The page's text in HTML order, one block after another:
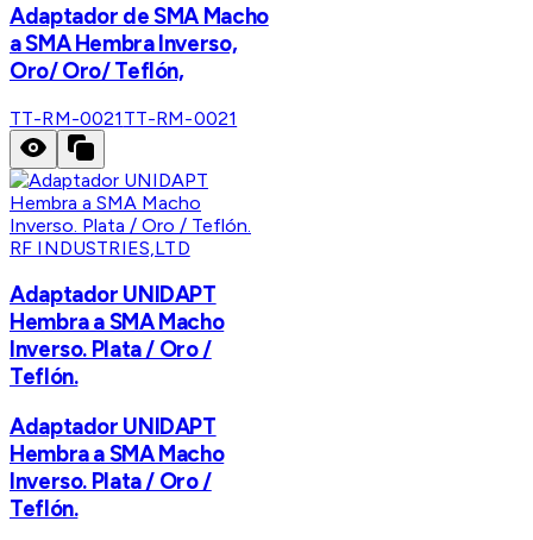
Adaptador de SMA Macho
a SMA Hembra Inverso,
Oro/ Oro/ Teflón,
TT-RM-0021 TT-RM-0021
RF INDUSTRIES,LTD
Adaptador UNIDAPT
Hembra a SMA Macho
Inverso. Plata / Oro /
Teflón.
Adaptador UNIDAPT
Hembra a SMA Macho
Inverso. Plata / Oro /
Teflón.